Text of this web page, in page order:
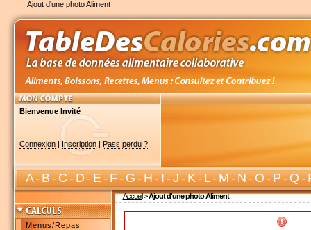
Ajout d'une photo Aliment
Bienvenue Invité
Connexion| Inscription| Pass perdu ?
A-B-C-D-E-F-G-H-I-J-K-L-M-N-O-P-Q-
Accueil>Ajout d'une photo Aliment
Menus/Repas